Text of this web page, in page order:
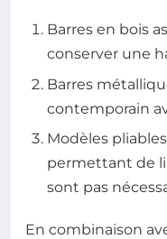
Barres en bois
conserver une
Barres
contemporain
Modèles
permettant de
sont pas
En combinaison